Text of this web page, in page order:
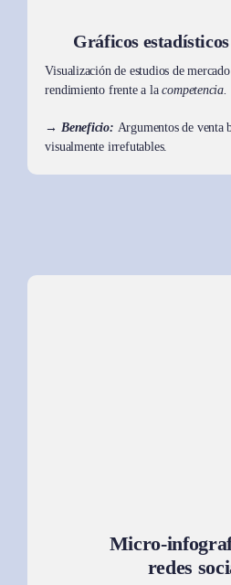
Gráficos
Visualización de estudios de
rendimiento frente a lacompetencia.
→ Beneficio: Argumentos de venta
visualmente irrefutables.
Micro-
redes